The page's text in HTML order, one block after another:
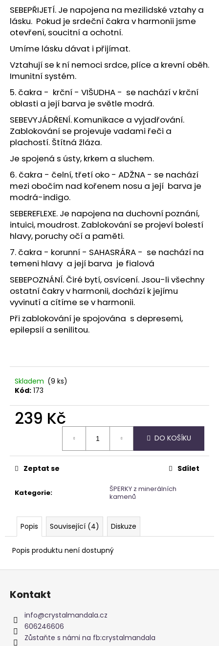
SEBEPŘIJETÍ. Je napojena na mezilidské vztahy a
lásku. Pokud je srdeční čakra v harmonii jsme
otevření, soucitní a ochotní.
Umíme lásku dávat i přijímat.
Vztahují se k ní nemoci srdce, plíce a krevní oběh.
Imunitní systém.
5. čakra - krční - VIŠUDHA - se nachází v krční
oblasti a její barva je světle modrá.
SEBEVYJÁDŘENÍ. Komunikace a vyjadřování.
Zablokování se projevuje vadami řeči a
plachostí. Štítná žláza.
Je spojená s ústy, krkem a sluchem.
6. čakra - čelní, třetí oko - ADŽNA - se nachází
mezi obočím nad kořenem nosu a její barva je
modrá-indigo.
SEBEREFLEXE. Je napojena na duchovní poznání,
intuici, moudrost. Zablokování se projeví bolestí
hlavy, poruchy očí a paměti.
7. čakra - korunní - SAHASRÁRA - se nachází na
temeni hlavy a její barva je fialová
SEBEPOZNÁNÍ. Čiré bytí, osvícení. Jsou-li všechny
ostatní čakry v harmonii, dochází k jejímu
vyvinutí a cítíme se v harmonii.
Při zablokování je spojována s depresemi,
epilepsií a senilitou.
Skladem (9 ks)
Kód: 173
239 Kč
DO KOŠÍKU
Kategorie:
ŠPERKY z minerálních
kamenů
Zeptat se Sdílet
Popis Související (4) Diskuze
Popis produktu není dostupný
Z
Kontakt
info@crystalmandala.cz
606246606
Zůstaňte s námi na fb:crystalmandala